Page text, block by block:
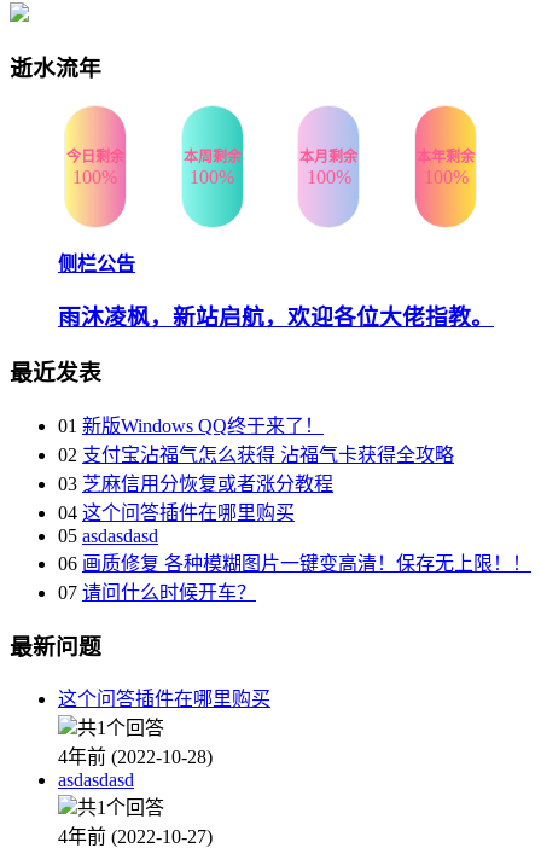
逝水流年
今日剩余
100%
本周剩余
100%
本月剩余
100%
本年剩余
100%
侧栏公告
雨沐凌枫，新站启航，欢迎各位大佬指教。
最近发表
01 新版Windows QQ终于来了！
02 支付宝沾福气怎么获得 沾福气卡获得全攻略
03 芝麻信用分恢复或者涨分教程
04 这个问答插件在哪里购买
05 asdasdasd
06 画质修复 各种模糊图片一键变高清！保存无上限！！
07 请问什么时候开车？
最新问题
这个问答插件在哪里购买
共1个回答
4年前 (2022-10-28)
asdasdasd
共1个回答
4年前 (2022-10-27)